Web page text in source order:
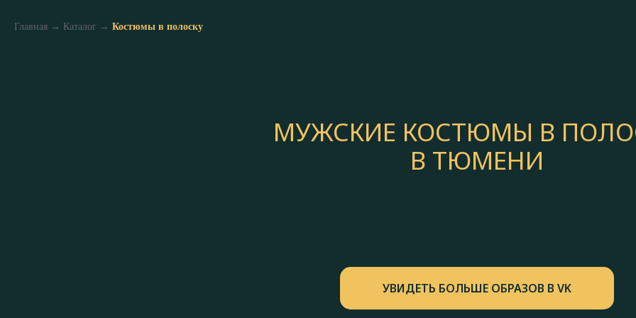
Главная → Каталог → Костюмы в полоску
МУЖСКИЕ КОСТЮМЫ В
В ТЮМЕНИ
УВИДЕТЬ БОЛЬШЕ ОБРАЗОВ В VK